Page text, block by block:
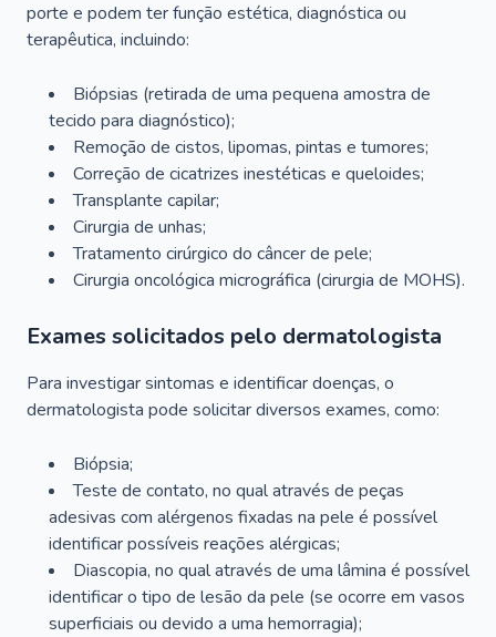
porte e podem ter função estética, diagnóstica ou
terapêutica, incluindo:
Biópsias (retirada de uma pequena amostra de
tecido para diagnóstico);
Remoção de cistos, lipomas, pintas e tumores;
Correção de cicatrizes inestéticas e queloides;
Transplante capilar;
Cirurgia de unhas;
Tratamento cirúrgico do câncer de pele;
Cirurgia oncológica micrográfica (cirurgia de MOHS).
Exames solicitados pelo dermatologista
Para investigar sintomas e identificar doenças, o
dermatologista pode solicitar diversos exames, como:
Biópsia;
Teste de contato, no qual através de peças
adesivas com alérgenos fixadas na pele é possível
identificar possíveis reações alérgicas;
Diascopia, no qual através de uma lâmina é possível
identificar o tipo de lesão da pele (se ocorre em vasos
superficiais ou devido a uma hemorragia);